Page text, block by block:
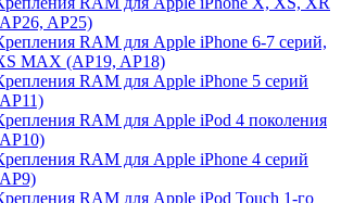
AP25)
RAM для Apple iPhone 6-7 серий,
MAX (AP19, AP18)
RAM для Apple iPhone 5 серий
RAM для Apple iPod 4 поколения
RAM для Apple iPhone 4 серий
RAM для Apple iPod Touch 1-го